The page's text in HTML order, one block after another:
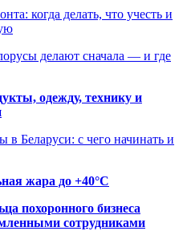
когда делать, что учесть и
делают сначала — и где
одежду, технику и
Беларуси: с чего начинать и
жара до +40°C
похоронного бизнеса
сотрудниками